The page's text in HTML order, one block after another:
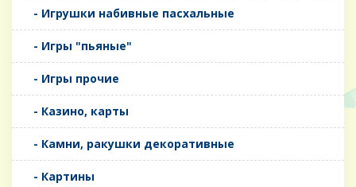
- Игрушки набивные пасхальные
- Игры "пьяные"
- Игры прочие
- Казино, карты
- Камни, ракушки декоративные
- Картины